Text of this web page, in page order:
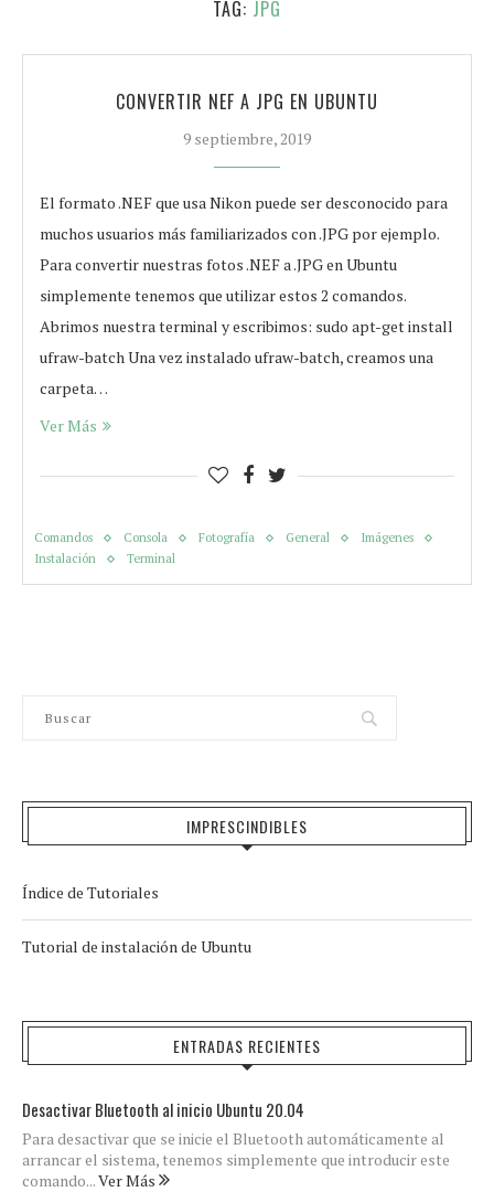
TAG: JPG
CONVERTIR NEF A JPG EN UBUNTU
9 septiembre, 2019
El formato .NEF que usa Nikon puede ser desconocido para
muchos usuarios más familiarizados con .JPG por ejemplo.
Para convertir nuestras fotos .NEF a .JPG en Ubuntu
simplemente tenemos que utilizar estos 2 comandos.
Abrimos nuestra terminal y escribimos: sudo apt-get install
ufraw-batch Una vez instalado ufraw-batch, creamos una
carpeta…
Ver Más
Comandos Consola Fotografía General
Imágenes
Instalación
Terminal
IMPRESCINDIBLES
Índice de Tutoriales
Tutorial de instalación de Ubuntu
ENTRADAS RECIENTES
Desactivar Bluetooth al inicio Ubuntu 20.04
Para desactivar que se inicie el Bluetooth automáticamente al
arrancar el sistema, tenemos simplemente que introducir este
comando...Ver Más